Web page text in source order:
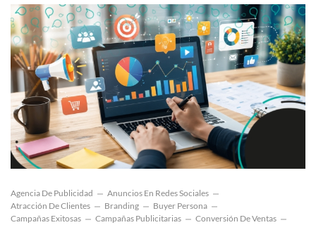
Agencia De Publicidad
Anuncios En Redes Sociales
Atracción De Clientes
Branding
Buyer Persona
Campañas Exitosas
Campañas Publicitarias
Conversión De Ventas